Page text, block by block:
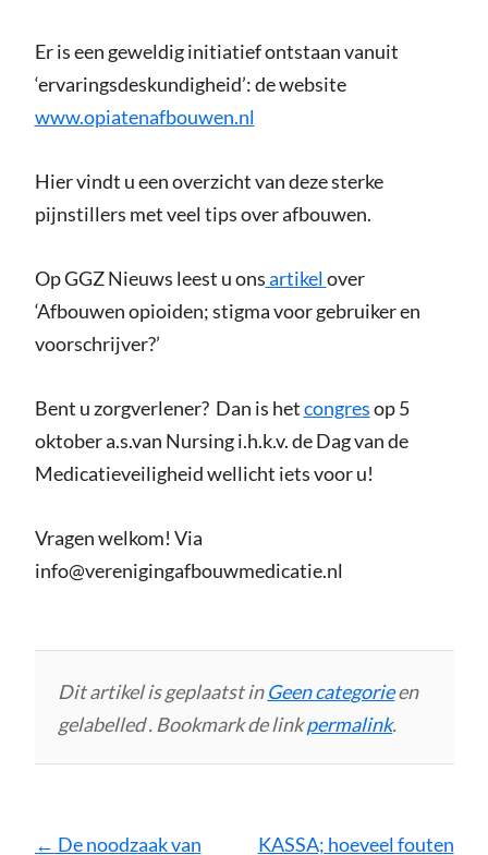
Er is een geweldig initiatief ontstaan vanuit
‘ervaringsdeskundigheid’: de website
www.opiatenafbouwen.nl
Hier vindt u een overzicht van deze sterke
pijnstillers met veel tips over afbouwen.
Op GGZ Nieuws leest u onsartikelover
‘Afbouwen opioiden; stigma voor gebruiker en
voorschrijver?’
Bent u zorgverlener? Dan is hetcongresop 5
oktober a.s.van Nursing i.h.k.v. de Dag van de
Medicatieveiligheid wellicht iets voor u!
Vragen welkom! Via
info@verenigingafbouwmedicatie.nl
Dit artikel is geplaatst inGeen categorieen
gelabelled . Bookmark de linkpermalink.
Bericht
← De noodzaak van KASSA; hoeveel fouten